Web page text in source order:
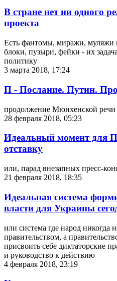
В стране нет ни одного
проекта
Есть фантомы, миражи, муляжи
блоки, пузыри, фейки - их
политику
3 марта 2018, 17:24
П - Послание. Путин.
продолжение Мюнхенской
28 февраля 2018, 05:23
Идеальный момент для
отставку
или, парад внезапных пресс-
21 февраля 2018, 18:35
Идеальная система
власти для Украины
или система где народ никогда
правительством, а
присвоить себе диктаторские
и руководство к действию
4 февраля 2018, 23:19